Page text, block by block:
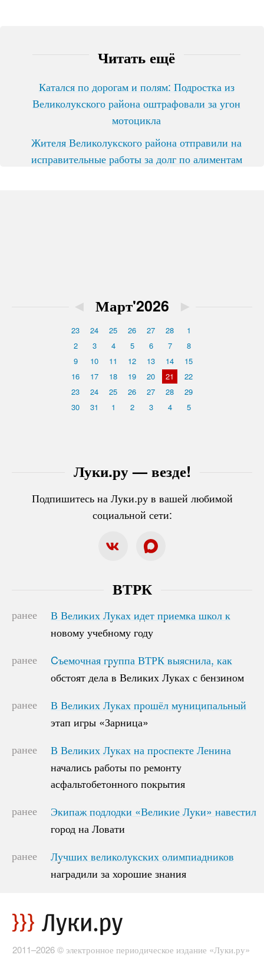
Читать ещё
Катался по дорогам и полям: Подростка из
Великолукского района оштрафовали за угон
мотоцикла
Жителя Великолукского района отправили на
исправительные работы за долг по алиментам
Луки.ру — везде!
Подпишитесь на Луки.ру в вашей любимой
социальной сети:
◄ Март'2026 ►
23 24 25 26 27 28
1
2
3 4 5 6 7
8
9
10 11 12 13 14
15
16
17 18 19 20 21
22
23
24 25 26 27 28
29
30
31 1 2 3 4 5
ВТРК
ранее
В Великих Луках идет приемка школ к
новому учебному году
В Великих Луках идет приемка школ к
новому учебному году
ранее
Cъемочная группа ВТРК выяснила, как
обстоят дела в Великих Луках с бензином
Cъемочная группа ВТРК выяснила, как
обстоят дела в Великих Луках с бензином
ранее
В Великих Луках прошёл муниципальный
этап игры «Зарница»
В Великих Луках прошёл муниципальный
этап игры «Зарница»
ранее
В Великих Луках на проспекте Ленина
начались работы по ремонту
асфальтобетонного покрытия
В Великих Луках на проспекте Ленина
начались работы по ремонту
асфальтобетонного покрытия
ранее
Экипаж подлодки «Великие Луки» навестил
город на Ловати
Экипаж подлодки «Великие Луки» навестил
город на Ловати
ранее
Лучших великолукских олимпиадников
наградили за хорошие знания
Лучших великолукских олимпиадников
наградили за хорошие знания
2011–2026 © электронное периодическое издание «Луки.ру»